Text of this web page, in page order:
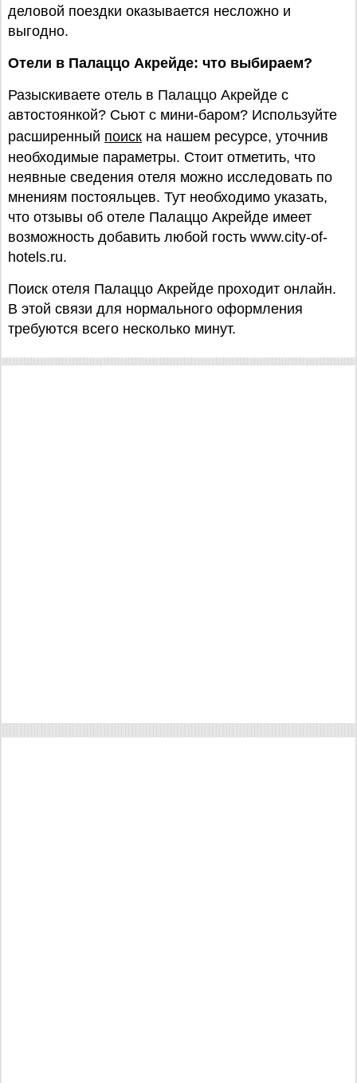
деловой поездки оказывается несложно и
выгодно.
Отели в Палаццо Акрейде: что выбираем?
Разыскиваете отель в Палаццо Акрейде с
автостоянкой? Сьют с мини-баром? Используйте
расширенный поиск на нашем ресурсе, уточнив
необходимые параметры. Стоит отметить, что
неявные сведения отеля можно исследовать по
мнениям постояльцев. Тут необходимо указать,
что отзывы об отеле Палаццо Акрейде имеет
возможность добавить любой гость www.city-of-
hotels.ru.
Поиск отеля Палаццо Акрейде проходит онлайн.
В этой связи для нормального оформления
требуются всего несколько минут.